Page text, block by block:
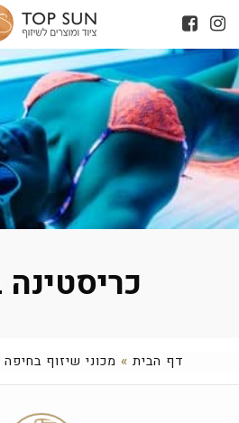
כריסטינה
דף הבית » מכוני שיזוף בחיפה